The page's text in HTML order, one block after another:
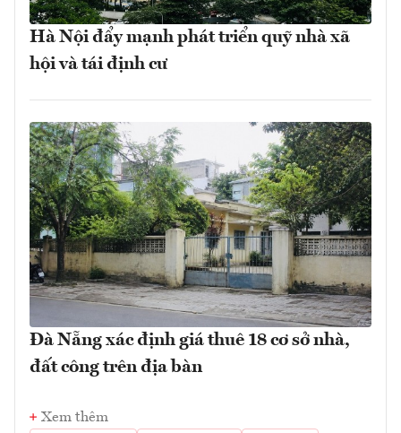
Hà Nội đẩy mạnh phát triển quỹ nhà xã
hội và tái định cư
Đà Nẵng xác định giá thuê 18 cơ sở nhà,
đất công trên địa bàn
Xem thêm